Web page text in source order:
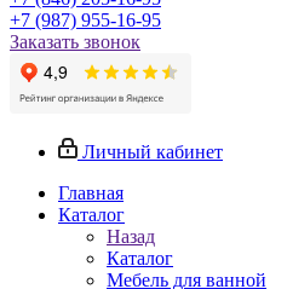
+7 (987) 955-16-95
Заказать звонок
Личный кабинет
Главная
Каталог
Назад
Каталог
Мебель для ванной